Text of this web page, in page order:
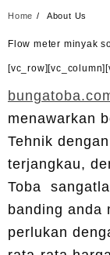
Home About Us
Flow meter minyak
menawarkan
Tehnik
terjangkau,
Toba
banding anda
perlukan